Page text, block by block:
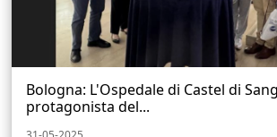
Bologna: L'Ospedale di Castel di
protagonista del...